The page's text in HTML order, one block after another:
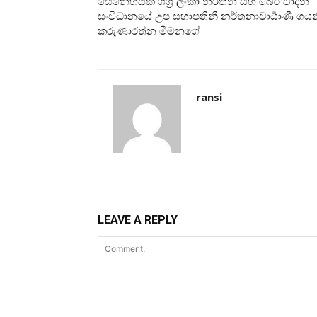
සංවිධානයේ උප සභාපතිනී නර්තනාචාර්‍යාණී
කරුණාරත්න මීමනගේ
ransi
LEAVE A REPLY